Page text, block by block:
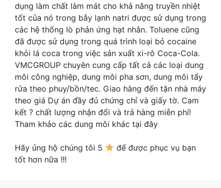
dụng làm chất làm mát cho khả năng truyền nhiệt
tốt của nó trong bẫy lạnh natri được sử dụng trong
các hệ thống lò phản ứng hạt nhân. Toluene cũng
đã được sử dụng trong quá trình loại bỏ cocaine
khỏi lá coca trong việc sản xuất xi-rô Coca-Cola.
VMCGROUP chuyên cung cấp tất cả các loại dung
môi công nghiệp, dung môi pha sơn, dung môi tẩy
rửa theo phuy/bồn/tec. Giao hàng đến tận nhà máy
theo giá Dự án đầy đủ chứng chỉ và giấy tờ. Cam
kết ? chất lượng nhận đổi và trả hàng miễn phí!
Tham khảo các dung môi khác tại đây
Hãy ủng hộ chúng tôi 5
để được phục vụ bạn
tốt hơn nữa !!!